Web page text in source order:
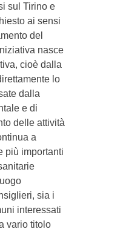
sul Tirino e
ai sensi
del
nasce
cioè dalla
lo
dalla
e di
delle attività
a
più importanti
sia i
interessati
vario titolo